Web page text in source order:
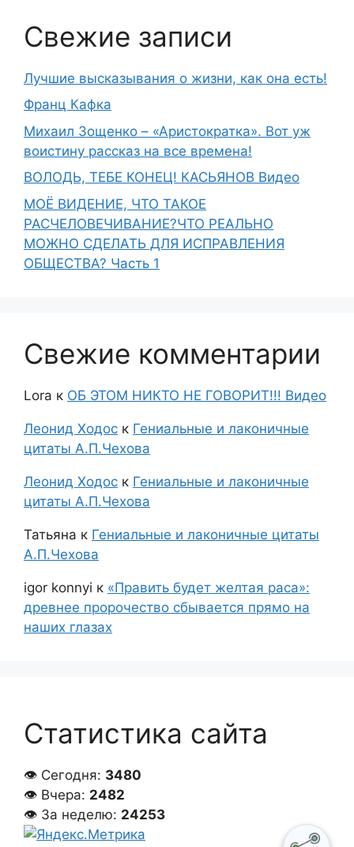
Свежие записи
Лучшие высказывания о жизни, как она есть!
Франц Кафка
Михаил Зощенко – «Аристократка». Вот уж
воистину рассказ на все времена!
ВОЛОДЬ, ТЕБЕ КОНЕЦ! КАСЬЯНОВ Видео
МОЁ ВИДЕНИЕ, ЧТО ТАКОЕ
РАСЧЕЛОВЕЧИВАНИЕ?ЧТО РЕАЛЬНО
МОЖНО СДЕЛАТЬ ДЛЯ ИСПРАВЛЕНИЯ
ОБЩЕСТВА? Часть 1
Свежие комментарии
Lora к ОБ ЭТОМ НИКТО НЕ ГОВОРИТ!!! Видео
Леонид Ходос к Гениальные и лаконичные
цитаты А.П.Чехова
Леонид Ходос к Гениальные и лаконичные
цитаты А.П.Чехова
Татьяна к Гениальные и лаконичные цитаты
А.П.Чехова
igor konnyi к «Править будет желтая раса»:
древнее пророчество сбывается прямо на
наших глазах
Статистика сайта
👁 Сегодня: 3480
👁 Вчера: 2482
👁 За неделю: 24253